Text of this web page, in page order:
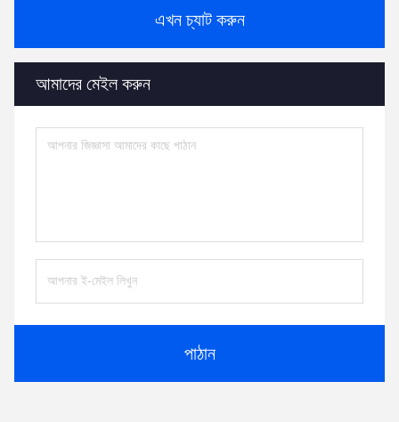
এখন চ্যাট করুন
আমাদের মেইল করুন
পাঠান